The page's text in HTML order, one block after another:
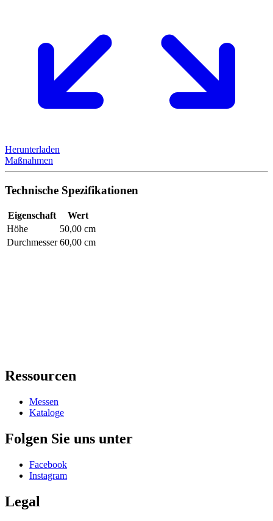
Herunterladen
Maßnahmen
Technische Spezifikationen
Eigenschaft
Wert
Höhe
50,00 cm
Durchmesser 60,00 cm
Ressourcen
Messen
Kataloge
Folgen Sie uns unter
Facebook
Instagram
Legal